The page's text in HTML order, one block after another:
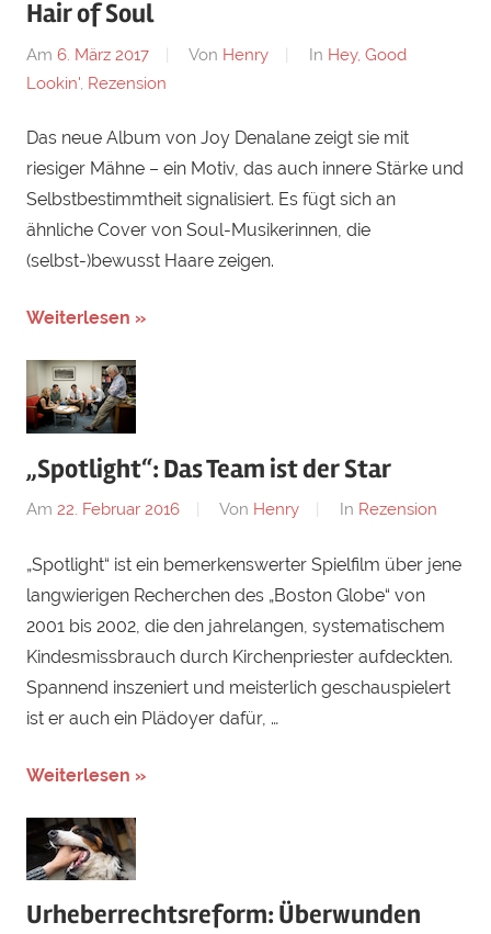
Hair of Soul
Am 6. März 2017 Von Henry In Hey, Good
Lookin' Rezension
Das neue Album von Joy Denalane zeigt sie mit
riesiger Mähne – ein Motiv, das auch innere Stärke und
Selbstbestimmtheit signalisiert. Es fügt sich an
ähnliche Cover von Soul-Musikerinnen, die
(selbst-)bewusst Haare zeigen.
Weiterlesen »
„Spotlight“: Das Team ist der Star
Am 22. Februar 2016 Von Henry In Rezension
„Spotlight“ ist ein bemerkenswerter Spielfilm über jene
langwierigen Recherchen des „Boston Globe“ von
2001 bis 2002, die den jahrelangen, systematischem
Kindesmissbrauch durch Kirchenpriester aufdeckten.
Spannend inszeniert und meisterlich geschauspielert
ist er auch ein Plädoyer dafür, …
Weiterlesen »
Urheberrechtsreform: Überwunden